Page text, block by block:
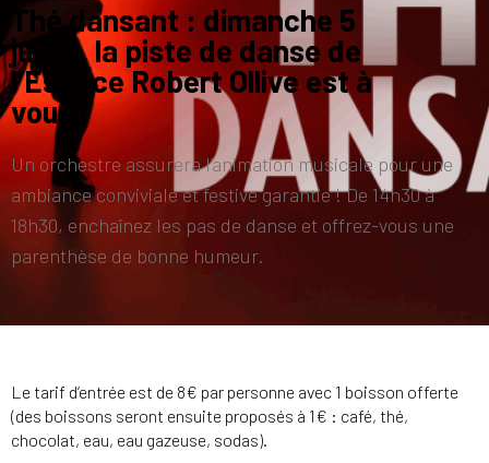
Thé dansant : dimanche 5
juillet, la piste de danse de
l’Espace Robert Ollive est à
vous !
Un orchestre assurera l’animation musicale pour une
ambiance conviviale et festive garantie ! De 14h30 à
18h30, enchaînez les pas de danse et offrez-vous une
parenthèse de bonne humeur.
Le tarif d’entrée est de 8€ par personne avec 1 boisson offerte
(des boissons seront ensuite proposés à 1€ : café, thé,
chocolat, eau, eau gazeuse, sodas).